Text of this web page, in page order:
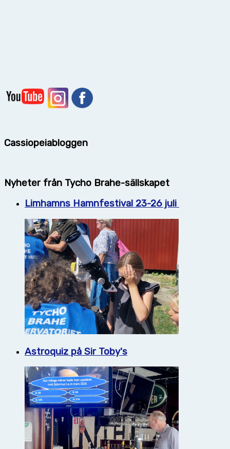
Cassiopeiabloggen
Nyheter från Tycho Brahe-sällskapet
Limhamns Hamnfestival 23-26 juli
Astroquiz på Sir Toby's